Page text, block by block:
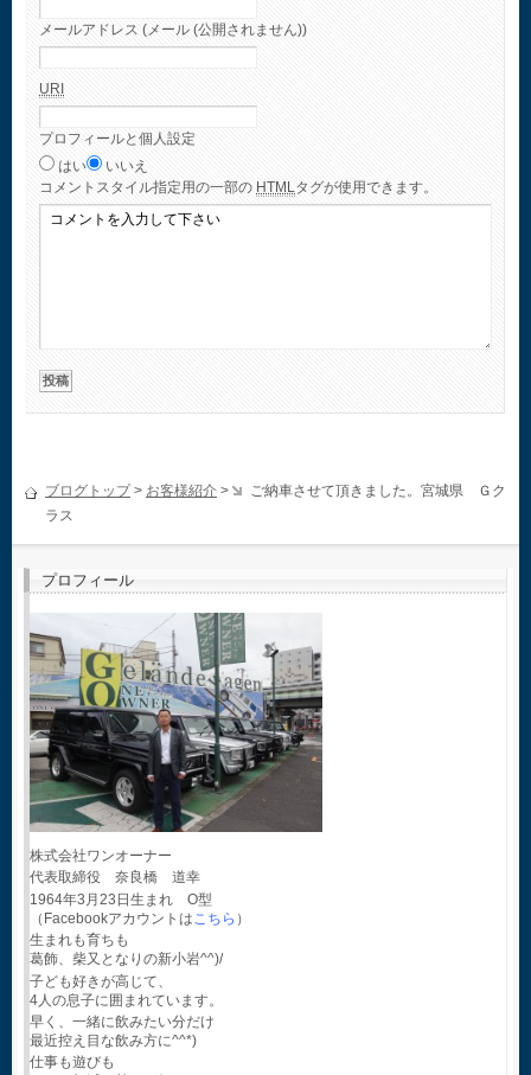
メールアドレス (メール (公開されません))
URI
プロフィールと個人設定
はい
いいえ
コメント スタイル指定用の一部の HTMLタグが使用できます。
ブログトップ> お客様紹介 >
ご納車させて頂きました。宮城県 Ｇク
ラス
プロフィール
株式会社ワンオーナー
代表取締役 奈良橋 道幸
1964年3月23日生まれ O型
（Facebookアカウントはこちら ）
生まれも育ちも
葛飾、柴又となりの新小岩^^)/
子ども好きが高じて、
4人の息子に囲まれています。
早く、一緒に飲みたい分だけ
最近控え目な飲み方に^^*)
仕事も遊びも